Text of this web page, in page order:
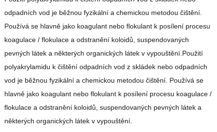
odpadních vod je běžnou fyzikální a chemickou metodou čištění.
Používá se hlavně jako koagulant nebo flokulant k posílení procesu
koagulace / flokulace a odstranění koloidů, suspendovaných
pevných látek a některých organických látek v vypouštění.Použití
polyakrylamidu k čištění odpadních vod z skládek nebo odpadních
vod je běžnou fyzikální a chemickou metodou čištění. Používá se
hlavně jako koagulant nebo flokulant k posílení procesu koagulace /
flokulace a odstranění koloidů, suspendovaných pevných látek a
některých organických látek v vypouštění.